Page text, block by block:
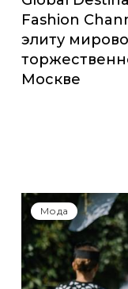
Fashion
элиту
Москве
Мода